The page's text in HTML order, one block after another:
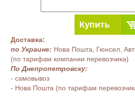
Купить
Доставка:
по Украине: Нова Пошта, Гюнсел,
(по тарифам компании перевозчика)
По Днепропетровску:
- самовывоз
- Нова Пошта (по тарифам